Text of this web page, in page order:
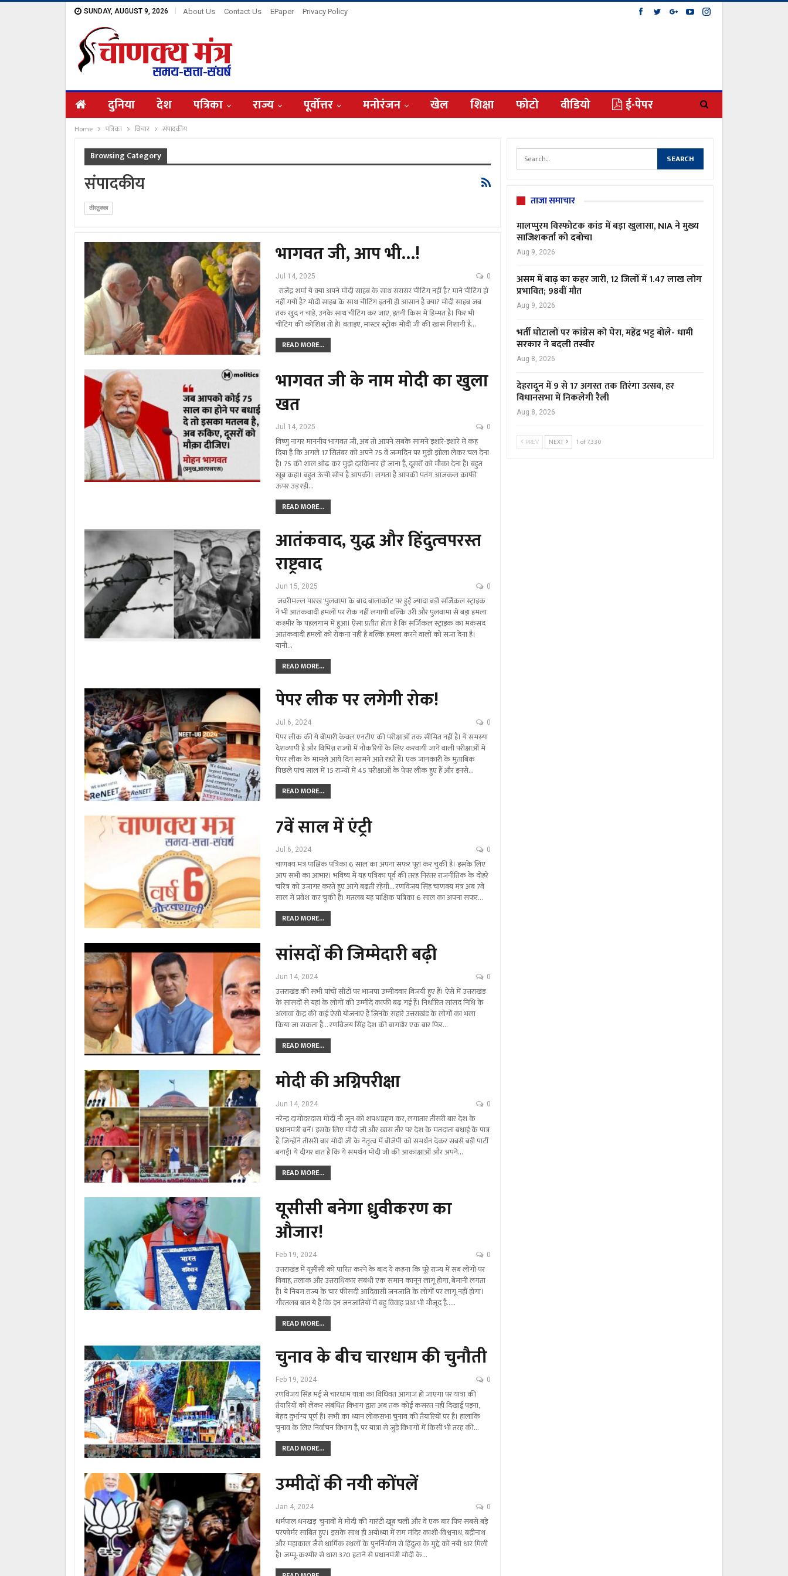
SUNDAY, AUGUST 9, 2026 About Us Contact Us EPaper Privacy Policy
दुनिया देश पत्रिका राज्य पूर्वोत्तर मनोरंजन खेल शिक्षा फोटो वीडियो ई-पेपर
Home पत्रिका विचार संपादकीय
Browsing Category
संपादकीय
तीरतुक्का
भागवत जी, आप भी…!
Jul 14, 2025 0
राजेंद्र शर्मा ये क्या अपने मोदी साहब के साथ सरासर चीटिंग नहीं है? माने चीटिंग हो
नहीं गयी है? मोदी साहब के साथ चीटिंग इतनी ही आसान है क्या? मोदी साहब जब
तक खुद न चाहें, उनके साथ चीटिंग कर जाए, इतनी किस में हिम्मत है। फिर भी
चीटिंग की कोशिश तो है। बताइए, मास्टर स्ट्रोक मोदी जी की खास निशानी है…
READ MORE...
भागवत जी के नाम मोदी का खुला
खत
Jul 14, 2025 0
विष्णु नागर माननीय भागवत जी, अब तो आपने सबके सामने इशारे-इशारे में कह
दिया है कि अगले 17 सितंबर को अपने 75 वें जन्मदिन पर मुझे झोला लेकर चल देना
है। 75 की शाल ओढ़ कर मुझे दरकिनार हो जाना है, दूसरों को मौका देना है। बहुत
खूब कहा। बहुत ऊंची सोच है आपकी। लगता है आपकी पतंग आजकल काफी
ऊपर उड़ रही…
READ MORE...
आतंकवाद, युद्ध और हिंदुत्वपरस्त
राष्ट्रवाद
Jun 15, 2025 0
जवरीमल्ल पारख ‘पुलवामा के बाद बालाकोट पर हुई ज्यादा बड़ी सर्जिकल स्ट्राइक
ने भी आतंकवादी हमलों पर रोक नहीं लगायी बल्कि उरी और पुलवामा से बड़ा हमला
कश्मीर के पहलगाम में हुआ। ऐसा प्रतीत होता है कि सर्जिकल स्ट्राइक का मक़सद
आतंकवादी हमलों को रोकना नहीं है बल्कि हमला करने वालों को सज़ा देना है।
यानी…
READ MORE...
पेपर लीक पर लगेगी रोक!
Jul 6, 2024 0
पेपर लीक की ये बीमारी केवल एनटीए की परीक्षाओं तक सीमित नहीं है। ये समस्या
देशव्यापी है और विभिन्न राज्यों में नौकरियों के लिए करवायी जाने वाली परीक्षाओं में
पेपर लीक के मामले आये दिन सामने आते रहते हैं। एक जानकारी के मुताबिक
पिछले पांच साल में 15 राज्यों में 45 परीक्षाओं के पेपर लीक हुए हैं और इनसे…
READ MORE...
7वें साल में एंट्री
Jul 6, 2024 0
चाणक्य मंत्र पाक्षिक पत्रिका 6 साल का अपना सफर पूरा कर चुकी है। इसके लिए
आप सभी का आभार। भविष्य में यह पत्रिका पूर्व की तरह निरंतर राजनीतिक के दोहरे
चरित्र को उजागर करते हुए आगे बढ़ती रहेगी... रणविजय सिंह चाणक्य मंत्र अब 7वें
साल में प्रवेश कर चुकी है। मतलब यह पाक्षिक पत्रिका 6 साल का अपना सफर…
READ MORE...
सांसदों की जिम्मेदारी बढ़ी
Jun 14, 2024 0
उत्तराखंड की सभी पांचों सीटों पर भाजपा उम्मीदवार विजयी हुए हैं। ऐसे में उत्तराखंड
के सांसदों से यहां के लोगों की उम्मीदें काफी बढ़ गई हैं। निर्धारित सांसद निधि के
अलावा केंद्र की कई ऐसी योजनाएं हैं जिनके सहारे उत्तराखंड के लोगों का भला
किया जा सकता है... रणविजय सिंह देश की बागडोर एक बार फिर…
READ MORE...
मोदी की अग्निपरीक्षा
Jun 14, 2024 0
नरेन्द्र दामोदरदास मोदी नौ जून को शपथग्रहण कर, लगातार तीसरी बार देश के
प्रधानमंत्री बनें। इसके लिए मोदी जी और खास तौर पर देश के मतदाता बधाई के पात्र
हैं, जिन्होंने तीसरी बार मोदी जी के नेतृत्व में बीजेपी को समर्थन देकर सबसे बड़ी पार्टी
बनाई। ये दीगर बात है कि ये समर्थन मोदी जी की आकांक्षाओं और अपने…
READ MORE...
यूसीसी बनेगा ध्रुवीकरण का
औजार!
Feb 19, 2024 0
उत्तराखंड में यूसीसी को पारित करने के बाद ये कहना कि पूरे राज्य में सब लोगों पर
विवाह, तलाक और उत्तराधिकार संबंधी एक समान कानून लागू होगा, बेमानी लगता
है। ये नियम राज्य के चार फीसदी आदिवासी जनजाति के लोगों पर लागू नहीं होगा।
गौरतलब बात ये है कि इन जनजातियों में बहु विवाह प्रथा भी मौजूद है..…
READ MORE...
चुनाव के बीच चारधाम की चुनौती
Feb 19, 2024 0
रणविजय सिंह मई से चारधाम यात्रा का विधिवत आगाज हो जाएगा पर यात्रा की
तैयारियों को लेकर संबंधित विभाग द्वारा अब तक कोई कसरत नहीं दिखाई पड़ना,
बेहद दुर्भाग्य पूर्ण है। सभी का ध्यान लोकसभा चुनाव की तैयारियों पर है। हालांकि
चुनाव के लिए निर्वाचन विभाग है, पर यात्रा से जुड़े विभागों में किसी भी तरह की…
READ MORE...
उम्मीदों की नयी कोंपलें
Jan 4, 2024 0
धर्मपाल धनखड़ चुनावों में मोदी की गारंटी खूब चली और वे एक बार फिर सबसे बड़े
परफोर्मर साबित हुए। इसके साथ ही अयोध्या में राम मंदिर काशी-विश्वनाथ, बद्रीनाथ
और महाकाल जैसे धार्मिक स्थलों के पुनर्निर्माण से हिंदुत्व के मुद्दे को नयी धार मिली
है। जम्मू-कश्मीर से धारा 370 हटाने से प्रधानमंत्री मोदी के…
ताजा समाचार
मालप्पुरम विस्फोटक कांड में बड़ा खुलासा, NIA ने मुख्य
साजिशकर्ता को दबोचा
Aug 9, 2026
असम में बाढ़ का कहर जारी, 12 जिलों में 1.47 लाख लोग
प्रभावित; 98वीं मौत
Aug 9, 2026
भर्ती घोटालों पर कांग्रेस को घेरा, महेंद्र भट्ट बोले- धामी
सरकार ने बदली तस्वीर
Aug 8, 2026
देहरादून में 9 से 17 अगस्त तक तिरंगा उत्सव, हर
विधानसभा में निकलेगी रैली
Aug 8, 2026
PREV NEXT 1 of 7,330